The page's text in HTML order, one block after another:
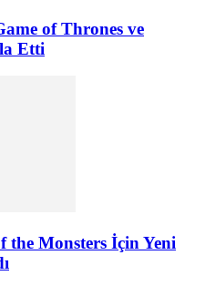
of Thrones ve
Etti
the Monsters İçin Yeni